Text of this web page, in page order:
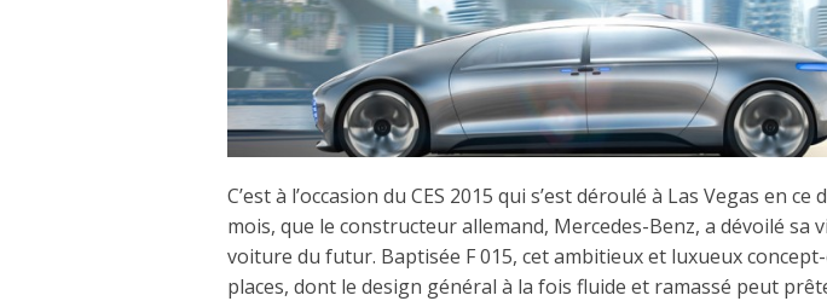
C’est à l’occasion du CES 2015 qui s’est déroulé à Las Vegas en ce
mois, que le constructeur allemand, Mercedes-Benz, a dévoilé sa
voiture du futur. Baptisée F 015, cet ambitieux et luxueux
places, dont le design général à la fois fluide et ramassé peut